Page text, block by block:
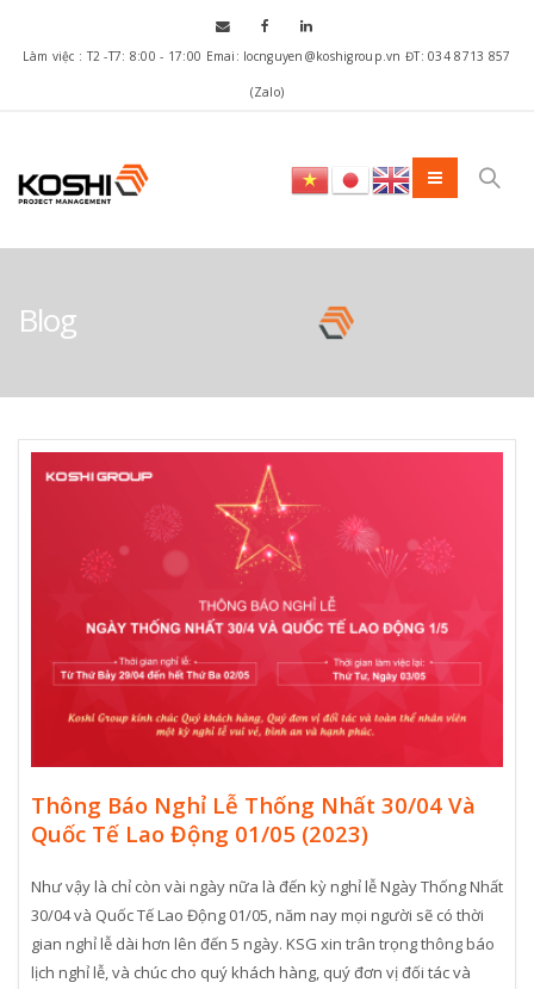
Làm việc : T2 -T7: 8:00 - 17:00 Emai: locnguyen@koshigroup.vn ĐT: 034 8713 857
(Zalo)
Blog
Thông Báo Nghỉ Lễ Thống Nhất 30/04 Và
Quốc Tế Lao Động 01/05 (2023)
Như vậy là chỉ còn vài ngày nữa là đến kỳ nghỉ lễ Ngày Thống Nhất
30/04 và Quốc Tế Lao Động 01/05, năm nay mọi người sẽ có thời
gian nghỉ lễ dài hơn lên đến 5 ngày. KSG xin trân trọng thông báo
lịch nghỉ lễ, và chúc cho quý khách hàng, quý đơn vị đối tác và